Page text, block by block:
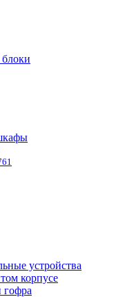
устройства
корпусе
гофра